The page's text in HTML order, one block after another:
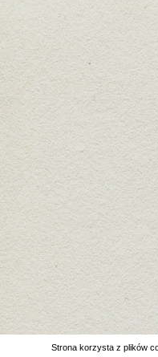
Strona korzysta z plików